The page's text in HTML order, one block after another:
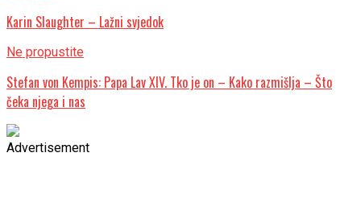
Karin Slaughter – Lažni svjedok
Ne propustite
Stefan von Kempis: Papa Lav XIV. Tko je on – Kako razmišlja – Što
čeka njega i nas
Advertisement